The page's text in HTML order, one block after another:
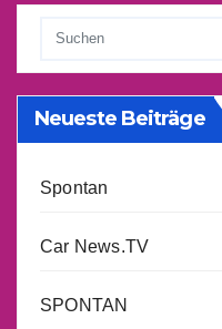
Neueste Beiträge
Spontan
Car News.TV
SPONTAN